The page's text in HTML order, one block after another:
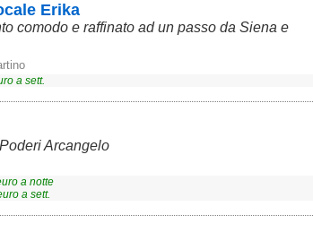
Erika
comodo e raffinato ad un passo da Siena e
a sett.
Arcangelo
a notte
a sett.